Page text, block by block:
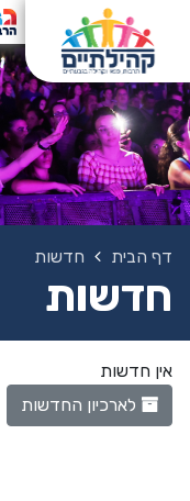
דף הבית חדשות
חדשות
אין חדשות
לארכיון החדשות